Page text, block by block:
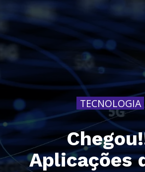
TECNOLOGIA
Aplicações